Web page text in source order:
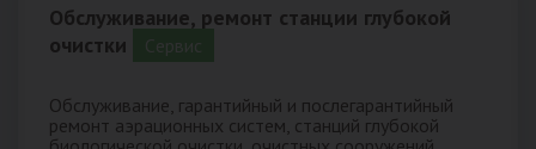
Обслуживание, ремонт станции глубокой
очистки
Обслуживание, гарантийный и послегарантийный
ремонт аэрационных систем, станций глубокой